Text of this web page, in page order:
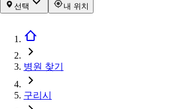
선택 내 위치
병원 찾기
구리시